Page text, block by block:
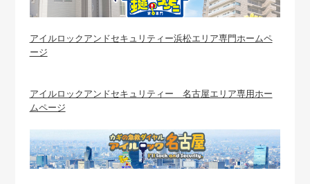
アイルロックアンドセキュリティー浜松エリア専門ホームペ
ージ
アイルロックアンドセキュリティー 名古屋エリア専用ホー
ムページ